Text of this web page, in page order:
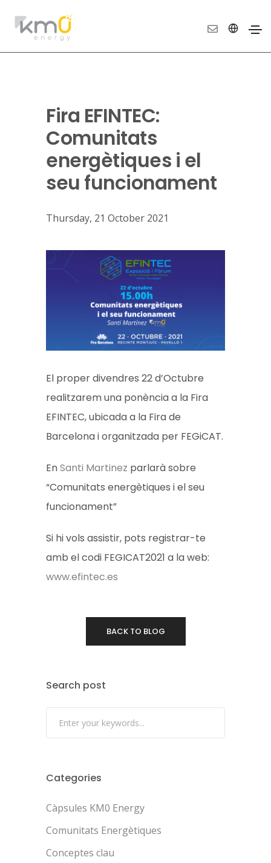
Fira EFINTEC:
Comunitats
energètiques i el
seu funcionament
Thursday, 21 October 2021
El proper divendres 22 d’Octubre
realitzarem una ponència a la Fira
EFINTEC,ubicada a la Fira de
Barcelona i organitzada per FEGiCAT.
EnSanti Martinez parlarà sobre
“Comunitats energètiques i el seu
funcionament”
Si hi vols assistir, pots registrar-te
amb el codi FEGICAT2021 a la web:
www.efintec.es
BACK TO BLOG
Search post
Categories
Càpsules KM0 Energy
Comunitats Energètiques
Conceptes clau